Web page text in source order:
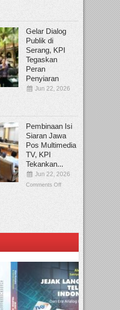
Gelar Dialog
Publik di
Serang, KPI
Tegaskan
Peran
Penyiaran
Jun 22, 2026
Pembinaan Isi
Siaran Jawa
Pos Multimedia
TV, KPI
Tekankan...
Jun 22, 2026
Comments Off